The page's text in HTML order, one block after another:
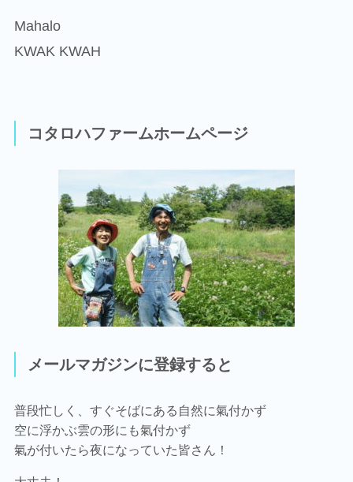
Mahalo
KWAK KWAH
コタロハファームホームページ
メールマガジンに登録すると
普段忙しく、すぐそばにある自然に氣付かず
空に浮かぶ雲の形にも氣付かず
氣が付いたら夜になっていた皆さん！